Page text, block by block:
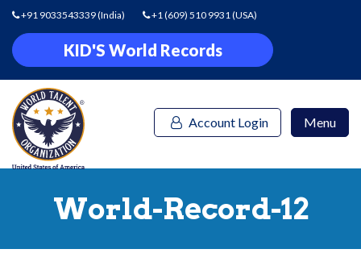
+91 9033543339(India) +1 (609) 510 9931(USA)
KID'S World Records
Account Login Menu
World-Record-12